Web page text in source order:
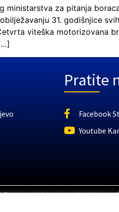
ministarstva za pitanja
31. godišnjice
viteška motorizovana
Pratite
Facebook
Youtube
Federalno ministarstvo za pitanja